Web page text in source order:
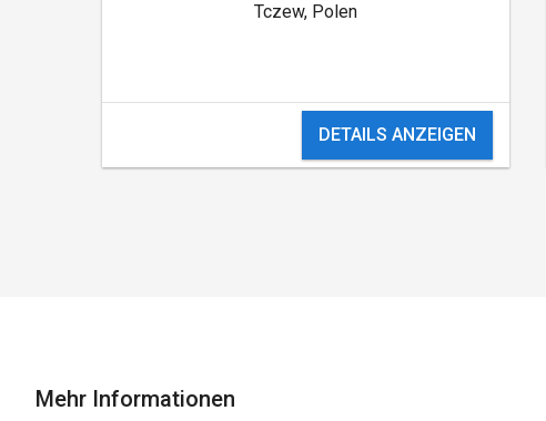
Tczew, Polen
DETAILS ANZEIGEN
Mehr Informationen